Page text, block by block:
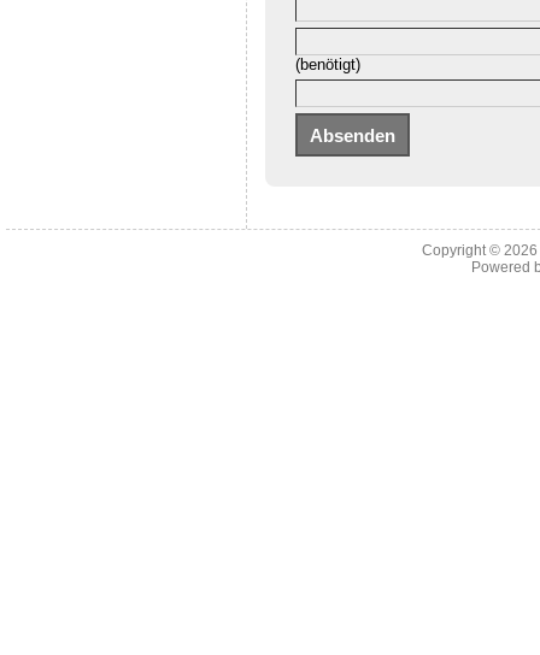
(benötigt)
Copyright ©
Powered